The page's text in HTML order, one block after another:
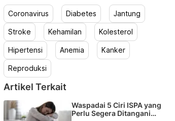
Coronavirus Diabetes Jantung
Stroke Kehamilan Kolesterol
Hipertensi Anemia Kanker
Reproduksi
Artikel Terkait
Waspadai 5 Ciri ISPA yang
Perlu Segera Ditangani